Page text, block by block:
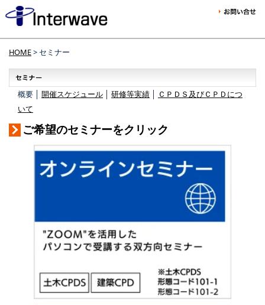
HOME> セミナー
概要 │ 開催スケジュール 研修等実績
ＣＰＤＳ及びＣＰＤにつ
いて
ご希望のセミナーをクリック